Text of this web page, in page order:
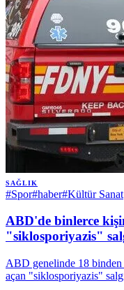
SAĞLIK
#Spor#haber#Kültür Sanat
ABD'de binlerce
"siklosporiyazis"
ABD genelinde 18
açan "siklosporiyazis"